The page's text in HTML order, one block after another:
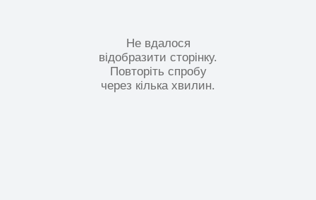
Не вдалося
відобразити сторінку.
Повторіть спробу
через кілька хвилин.